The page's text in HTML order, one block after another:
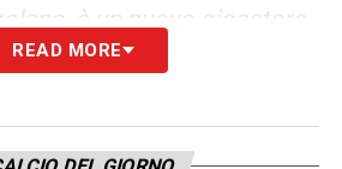
è un nuovo giocatore
firmato un contratto
dell’Aik Solna.
READ MORE